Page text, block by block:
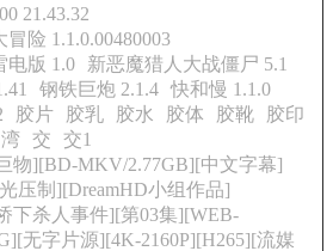
21.43.32
险 1.1.0.00480003
电版 1.0
新恶魔猎人大战僵尸 5.1
钢铁巨炮 2.1.4 快和慢 1.1.0
胶片 胶乳 胶水 胶体 胶靴
胶印
交
交1
物][BD-MKV/2.77GB][中文字幕]
压制][DreamHD小组作品]
下杀人事件][第03集][WEB-
无字片源][4K-2160P][H265][流媒